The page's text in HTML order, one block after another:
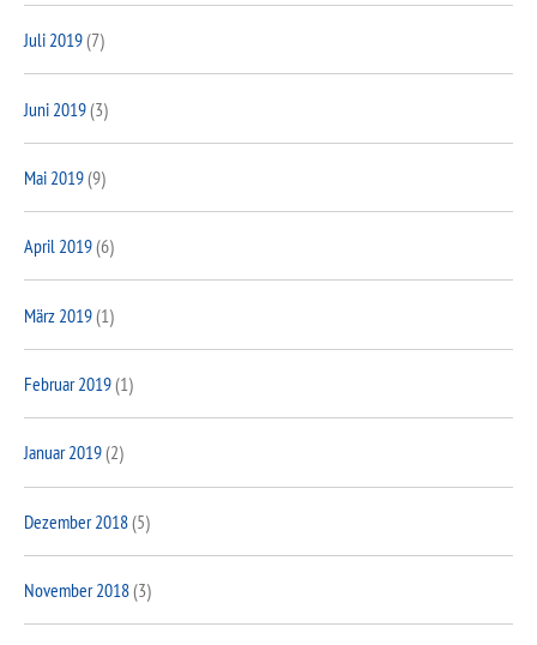
Juli 2019(7)
Juni 2019(3)
Mai 2019(9)
April 2019(6)
März 2019(1)
Februar 2019(1)
Januar 2019(2)
Dezember 2018(5)
November 2018(3)